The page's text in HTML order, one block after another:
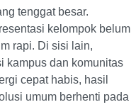
tenggat besar.
kelompok belum
rapi. Di sisi lain,
kampus dan komunitas
cepat habis, hasil
umum berhenti pada